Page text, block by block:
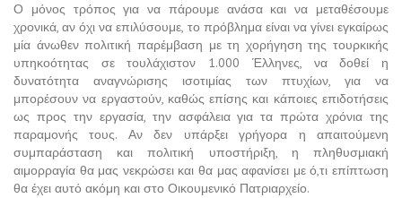
Ο μόνος τρόπος για να πάρουμε ανάσα και να μεταθέσουμε
χρονικά, αν όχι να επιλύσουμε, το πρόβλημα είναι να γίνει εγκαίρως
μία άνωθεν πολιτική παρέμβαση με τη χορήγηση της τουρκικής
υπηκοότητας σε τουλάχιστον 1.000 Έλληνες, να δοθεί η
δυνατότητα αναγνώρισης ισοτιμίας των πτυχίων, για να
μπορέσουν να εργαστούν, καθώς επίσης και κάποιες επιδοτήσεις
ως προς την εργασία, την ασφάλεια για τα πρώτα χρόνια της
παραμονής τους. Αν δεν υπάρξει γρήγορα η απαιτούμενη
συμπαράσταση και πολιτική υποστήριξη, η πληθυσμιακή
αιμορραγία θα μας νεκρώσει και θα μας αφανίσει με ό,τι επίπτωση
θα έχει αυτό ακόμη και στο Οικουμενικό Πατριαρχείο.